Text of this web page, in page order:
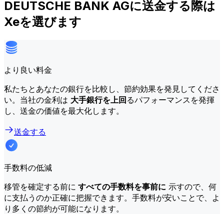
DEUTSCHE BANK AGに送金する際は
Xeを選びます
より良い料金
私たちとあなたの銀行を比較し、節約効果を発見してくださ
い。当社の金利は 大手銀行を上回るパフォーマンスを発揮
し、送金の価値を最大化します。
送金する
手数料の低減
移管を確定する前に すべての手数料を事前に 示すので、何
に支払うのか正確に把握できます。手数料が安いことで、よ
り多くの節約が可能になります。